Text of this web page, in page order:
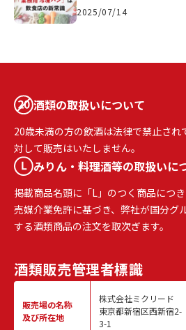
2025/07/14
酒類の取扱いについて
20歳未満の方の飲酒は法律で禁止され
対して販売はいたしません。
みりん・料理酒等の取扱いに
掲載商品名頭に「L」のつく商品につ
売媒介業免許に基づき、弊社が国分グ
する酒類商品の注文を取次ぎます。
酒類販売管理者標識
販売場の名称
及び所在地
株式会社ミクリード
東京都新宿区西新宿2-
3-1